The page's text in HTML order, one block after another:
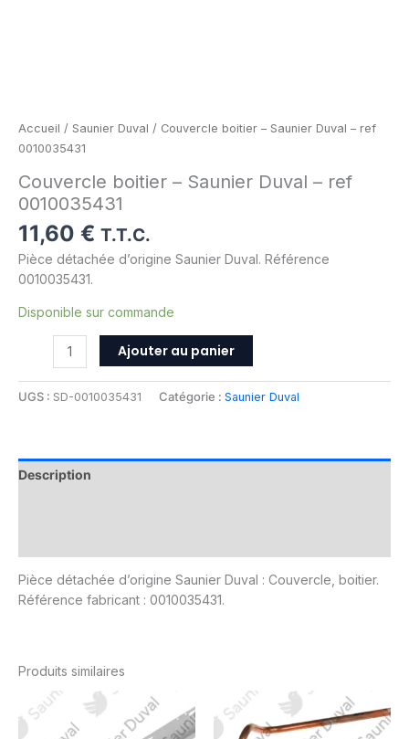
Accueil / Saunier Duval / Couvercle boitier – Saunier Duval – ref
0010035431
Couvercle boitier – Saunier Duval – ref
0010035431
11,60 € T.T.C.
Pièce détachée d’origine Saunier Duval. Référence
0010035431.
Disponible sur commande
Ajouter au panier
UGS : SD-0010035431 Catégorie : Saunier Duval
Description
Pièce détachée d’origine Saunier Duval : Couvercle, boitier.
Référence fabricant : 0010035431.
Produits similaires